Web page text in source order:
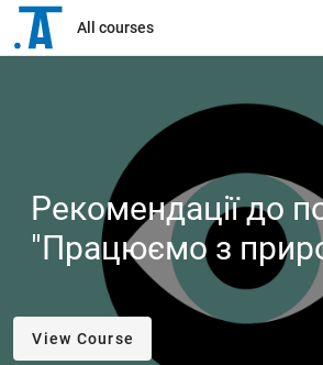
All courses
Рекомендації до
"Працюємо з
View Course